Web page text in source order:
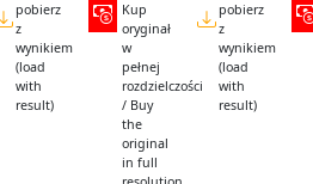
pobierz
z
wynikiem
(load
with
result)
Kup
oryginał
w
pełnej
rozdzielczości
/ Buy
the
original
in full
pobierz
z
wynikiem
(load
with
result)